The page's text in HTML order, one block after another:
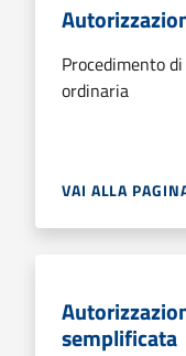
Procedimento
ordinaria
VAI ALLA
semplificata